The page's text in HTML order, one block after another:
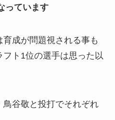
っています
成が問題視される事も
ト1位の選手は思った以
谷敬と投打でそれぞれ